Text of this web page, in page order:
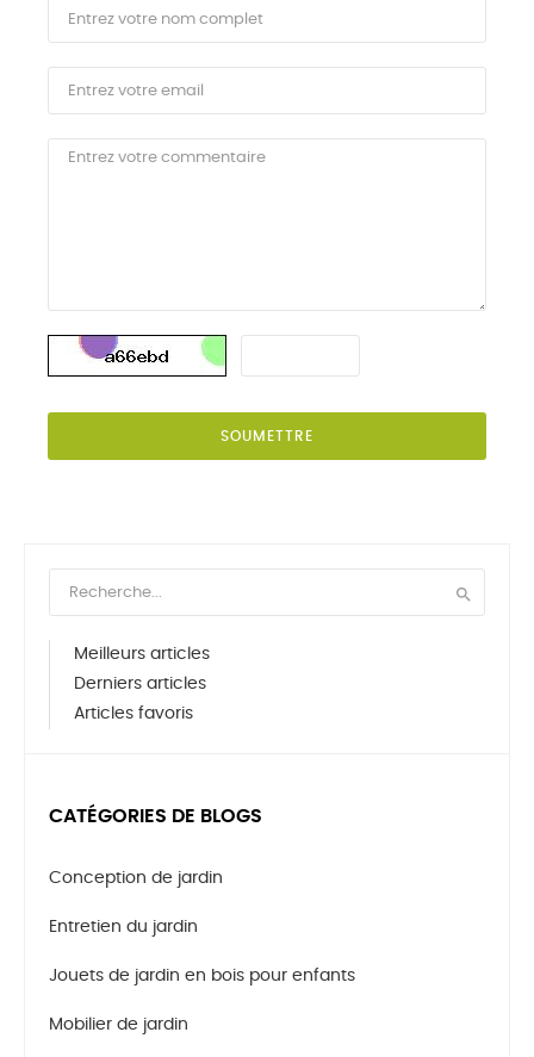
SOUMETTRE

Meilleurs articles
Derniers articles
Articles favoris
CATÉGORIES DE BLOGS
Conception de jardin
Entretien du jardin
Jouets de jardin en bois pour enfants
Mobilier de jardin